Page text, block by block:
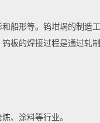
船形等。钨坩埚的制
板的焊接过程是通过
、涂料等行业。